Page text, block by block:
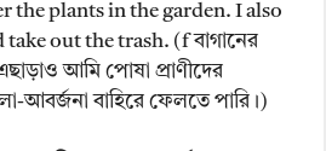
the plants in the garden. I also
take out the trash. (f বাগানের
আমি পোষা প্রাণীদের
আবর্জনা বাহিরে ফেলতে পারি।)